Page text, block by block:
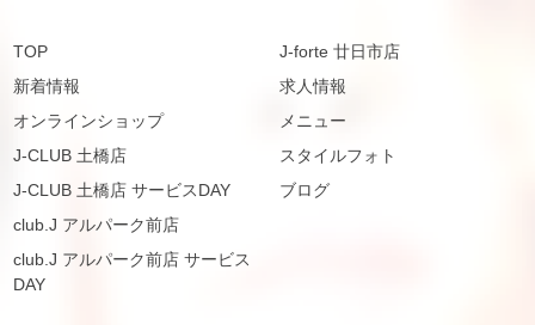
TOP
新着情報
オンラインショップ
J-CLUB 土橋店
J-CLUB 土橋店 サービスDAY
club.J アルパーク前店
club.J アルパーク前店 サービス
DAY
J-forte 廿日市店
求人情報
メニュー
スタイルフォト
ブログ